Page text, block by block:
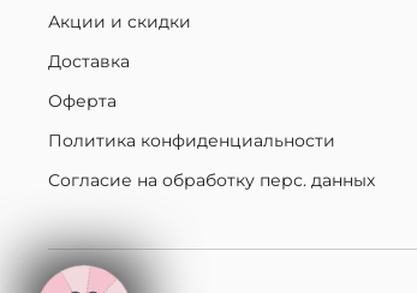
Акции и скидки
Доставка
Оферта
Политика конфиденциальности
Согласие на обработку перс. данных